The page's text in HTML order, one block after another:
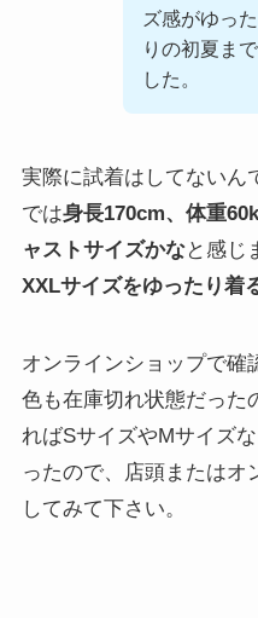
ズ感がゆっ
りの初夏ま
した。
実際に試着はしてないん
では身長170cm、体重
ャストサイズかなと感じ
XXLサイズをゆったり着
オンラインショップで確
色も在庫切れ状態だった
ればSサイズやMサイズ
ったので、店頭またはオ
してみて下さい。